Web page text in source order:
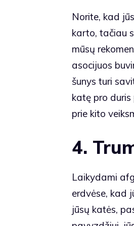
Norite, kad
karto, tačiau
mūsų
asocijuos
šunys turi
katę pro
prie kito
4.
Laikydami
erdvėse, kad
jūsų katės,